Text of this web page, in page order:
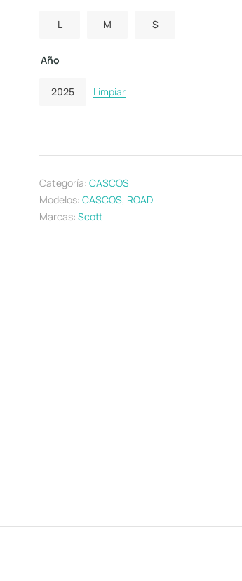
L M S
Año
2025 Limpiar
Categoría: CASCOS
Modelos: CASCOS, ROAD
Marcas: Scott